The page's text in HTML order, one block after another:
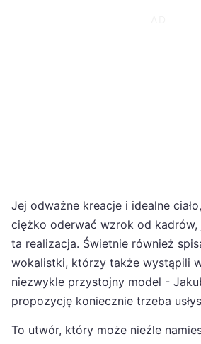
Jej odważne kreacje i idealne
ciężko oderwać wzrok od kadrów,
ta realizacja. Świetnie również
wokalistki, którzy także wystąpili
niezwykle przystojny model -
propozycję koniecznie trzeba
To utwór, który może nieźle